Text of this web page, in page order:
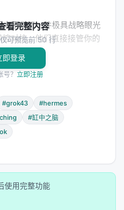
里做了一件极具战略眼光
对抗。他们直接接管你的
原生接入。
。只要你有 SuperGrok 订
OAuth 把你的账号变成模
下文窗口同步提升到 100
。
令。这是真正的核弹级功
会在本地起一个
endpoint。Claude
看完整内容
可预览前 50 行
即登录
？ 立即注册
#grok43
#hermes
#缸中之脑
使用完整功能